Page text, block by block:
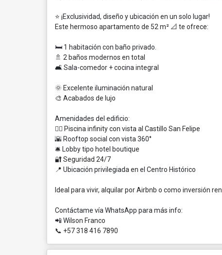
⭐️ ¡Exclusividad, diseño y ubicación en un solo lugar!
Este hermoso apartamento de 52 m² 📐 te ofrece:
🛏️ 1 habitación con baño privado.
🚿 2 baños modernos en total
🛋️ Sala-comedor + cocina integral
🌞 Excelente iluminación natural
🎨 Acabados de lujo
Amenidades del edificio:
🏊‍♀️ Piscina infinity con vista al Castillo San Felipe
🌇 Rooftop social con vista 360°
🛎️ Lobby tipo hotel boutique
🔐 Seguridad 24/7
📍 Ubicación privilegiada en el Centro Histórico
Ideal para vivir, alquilar por Airbnb o como inversión
Contáctame vía WhatsApp para más info:
📲 Wilson Franco
📞 +57 318 416 7890